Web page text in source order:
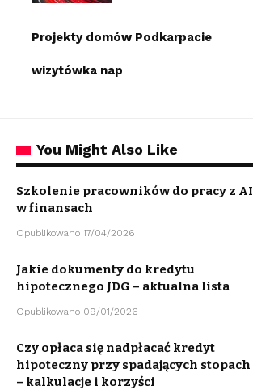
Projekty domów Podkarpacie
wizytówka nap
You Might Also Like
Szkolenie pracowników do pracy z AI
w finansach
Opublikowano 17/04/2026
Jakie dokumenty do kredytu
hipotecznego JDG – aktualna lista
Opublikowano 09/01/2026
Czy opłaca się nadpłacać kredyt
hipoteczny przy spadających stopach
– kalkulacje i korzyści